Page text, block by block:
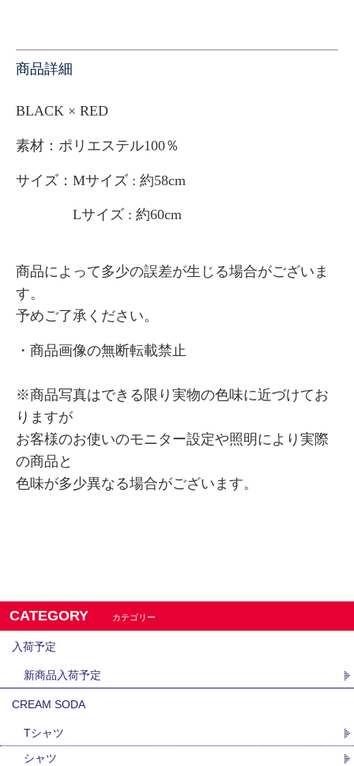
商品詳細
BLACK × RED
素材：ポリエステル100％
サイズ： Mサイズ : 約58cm
Lサイズ : 約60cm
商品によって多少の誤差が生じる場合がございま
す。
予めご了承ください。
・商品画像の無断転載禁止
※商品写真はできる限り実物の色味に近づけてお
りますが
お客様のお使いのモニター設定や照明により実際
の商品と
色味が多少異なる場合がございます。
CATEGORY カテゴリー
入荷予定
新商品入荷予定
CREAM SODA
Tシャツ
シャツ